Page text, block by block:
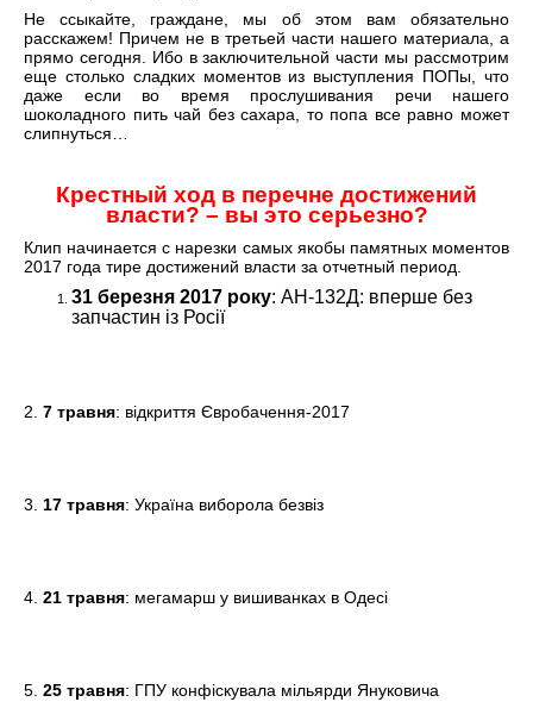
Не ссыкайте, граждане, мы об этом вам обязательно
расскажем! Причем не в третьей части нашего материала, а
прямо сегодня. Ибо в заключительной части мы рассмотрим
еще столько сладких моментов из выступления ПОПы, что
даже если во время прослушивания речи нашего
шоколадного пить чай без сахара, то попа все равно может
слипнуться…
Крестный ход в перечне достижений
власти? – вы это серьезно?
Клип начинается с нарезки самых якобы памятных моментов
2017 года тире достижений власти за отчетный период.
31 березня 2017 року: АН-132Д: вперше без
запчастин із Росії
2. 7 травня: відкриття Євробачення-2017
3. 17 травня: Україна виборола безвіз
4. 21 травня: мегамарш у вишиванках в Одесі
5. 25 травня: ГПУ конфіскувала мільярди Януковича